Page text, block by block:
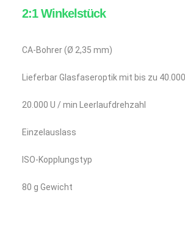
2:1 Winkelstück
CA-Bohrer (Ø 2,35 mm)
Lieferbar Glasfaseroptik mit bis zu
20.000 U / min Leerlaufdrehzahl
Einzelauslass
ISO-Kopplungstyp
80 g Gewicht